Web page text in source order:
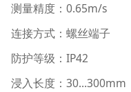
测量精度：0.65m/s
连接方式：螺丝端子
防护等级：IP42
浸入长度：30...300mm